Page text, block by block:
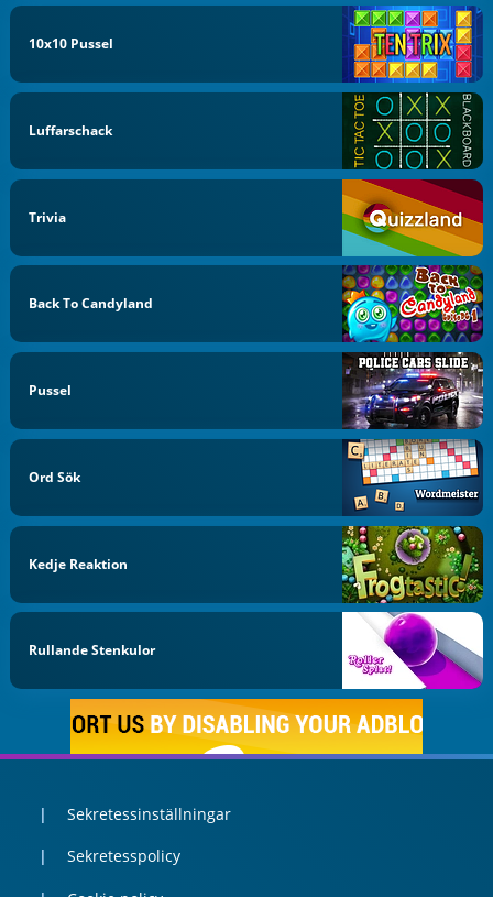
10x10 Pussel
Luffarschack
Trivia
Back To Candyland
Pussel
Ord Sök
Kedje Reaktion
Rullande Stenkulor
Sekretessinställningar
Sekretesspolicy